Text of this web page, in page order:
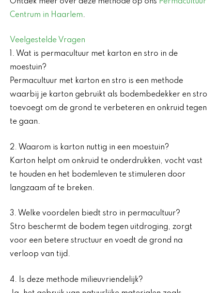
Centrum in Haarlem.
Veelgestelde Vragen
1. Wat is permacultuur met karton en stro in de
moestuin?
Permacultuur met karton en stro is een methode
waarbij je karton gebruikt als bodembedekker en stro
toevoegt om de grond te verbeteren en onkruid tegen
te gaan.
2. Waarom is karton nuttig in een moestuin?
Karton helpt om onkruid te onderdrukken, vocht vast
te houden en het bodemleven te stimuleren door
langzaam af te breken.
3. Welke voordelen biedt stro in permacultuur?
Stro beschermt de bodem tegen uitdroging, zorgt
voor een betere structuur en voedt de grond na
verloop van tijd.
4. Is deze methode milieuvriendelijk?